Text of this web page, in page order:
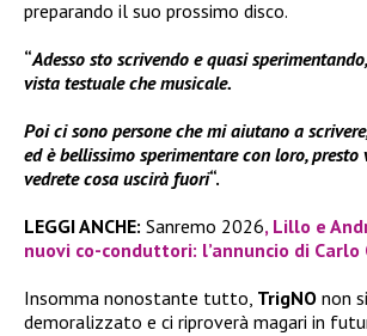
preparando il suo prossimo disco.
“Adesso sto scrivendo e quasi
vista testuale che musicale.
Poi ci sono persone che mi aiutano a
ed è bellissimo sperimentare con loro, presto
vedrete cosa uscirà fuori“.
LEGGI ANCHE: Sanremo 2026, Lillo e
nuovi co-conduttori: l’annuncio di Carlo
Insomma nonostante tutto, TrigNO non
demoralizzato e ci riproverà magari in